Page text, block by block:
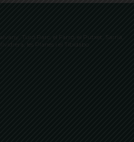
Turó Parc, el Farró, el Putxet, Sarrià,
les Planes i el Tibidabo